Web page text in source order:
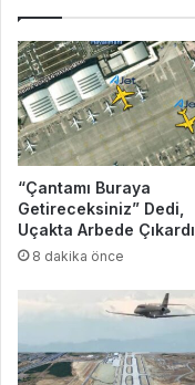
“Çantamı Buraya
Getireceksiniz” Dedi,
Uçakta Arbede Çıkardı
8 dakika önce